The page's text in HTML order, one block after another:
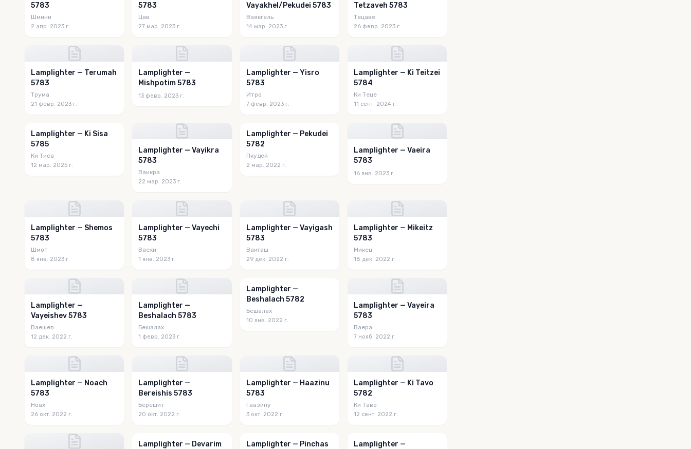
5783
Шмини
2 апр. 2023 г.
5783
Цав
27 мар. 2023 г.
Vayakhel/Pekudei 5783
Ваякгель
14 мар. 2023 г.
Tetzaveh 5783
Тецаве
26 февр. 2023 г.
Lamplighter — Terumah
5783
Трума
21 февр. 2023 г.
Lamplighter —
Mishpotim 5783
13 февр. 2023 г.
Lamplighter — Yisro
5783
Итро
7 февр. 2023 г.
Lamplighter — Ki Teitzei
5784
Ки Теце
11 сент. 2024 г.
Lamplighter — Ki Sisa
5785
Ки Тиса
12 мар. 2025 г.
Lamplighter — Vayikra
5783
Ваикра
22 мар. 2023 г.
Lamplighter — Pekudei
5782
Пкудей
2 мар. 2022 г.
Lamplighter — Vaeira
5783
16 янв. 2023 г.
Lamplighter — Shemos
5783
Шмот
8 янв. 2023 г.
Lamplighter — Vayechi
5783
Ваехи
1 янв. 2023 г.
Lamplighter — Vayigash
5783
Ваигаш
29 дек. 2022 г.
Lamplighter — Mikeitz
5783
Микец
18 дек. 2022 г.
Lamplighter —
Vayeishev 5783
Ваешев
12 дек. 2022 г.
Lamplighter —
Beshalach 5783
Бешалах
1 февр. 2023 г.
Lamplighter —
Beshalach 5782
Бешалах
10 янв. 2022 г.
Lamplighter — Vayeira
5783
Ваера
7 нояб. 2022 г.
Lamplighter — Noach
5783
Ноах
26 окт. 2022 г.
Lamplighter —
Bereishis 5783
Берешит
20 окт. 2022 г.
Lamplighter — Haazinu
5783
Гаазину
3 окт. 2022 г.
Lamplighter — Ki Tavo
5782
Ки Таво
12 сент. 2022 г.
Lamplighter — Devarim
Lamplighter — Pinchas
Lamplighter —